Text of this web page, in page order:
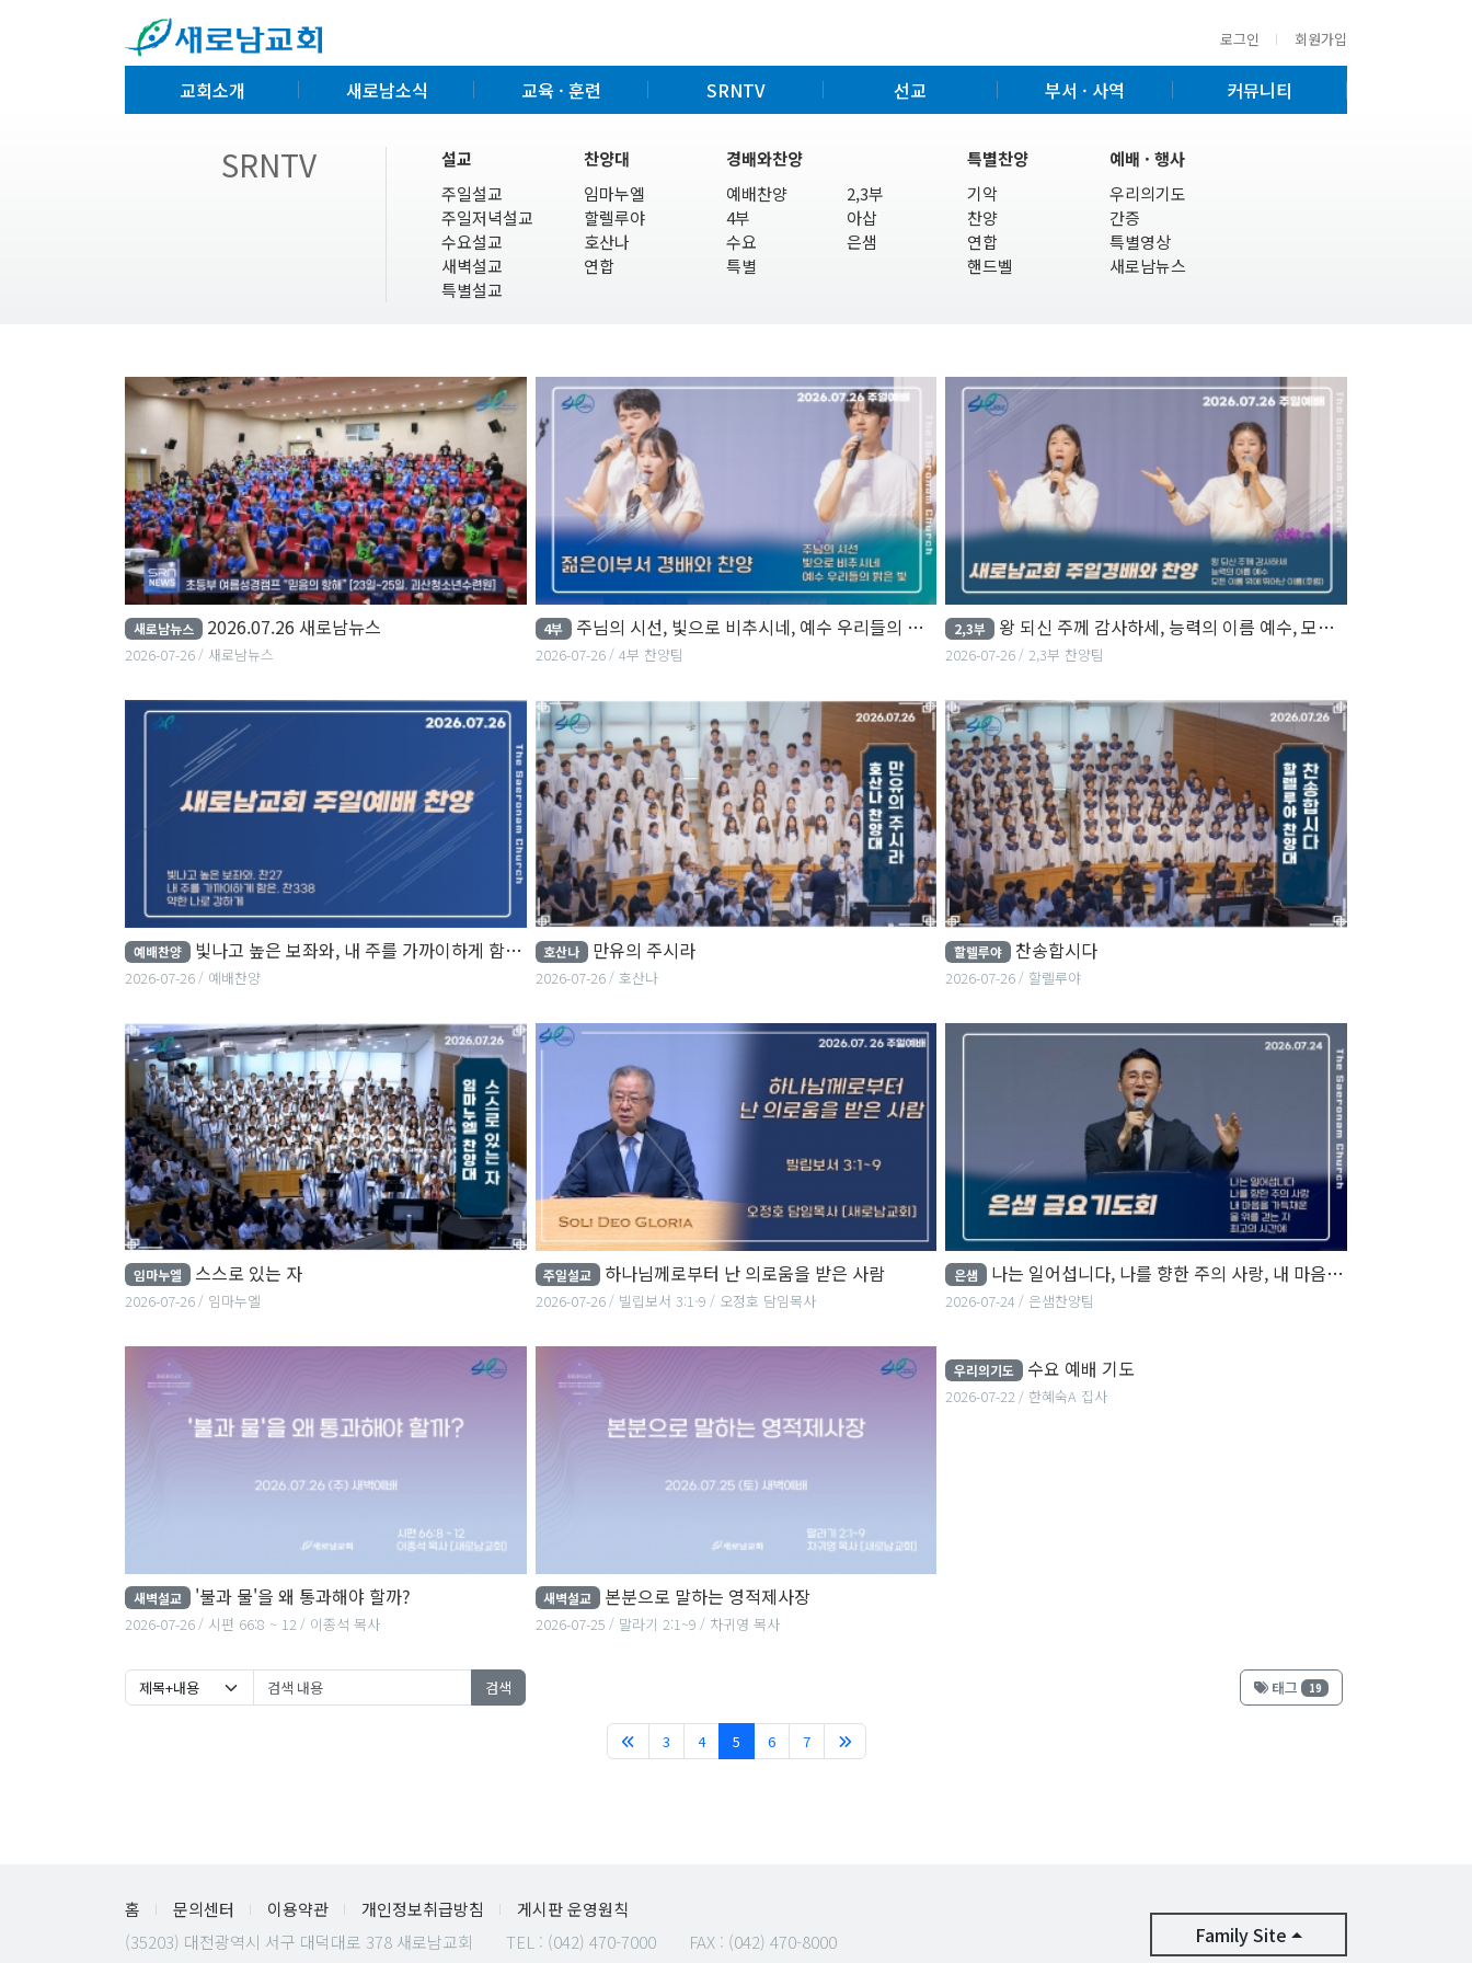
로그인 회원가입
교회소개 새로남소식 교육 · 훈련 SRNTV 선교 부서 · 사역 커뮤니티
SRNTV
설교
주일설교
주일저녁설교
수요설교
새벽설교
특별설교
찬양대
임마누엘
할렐루야
호산나
연합
경배와찬양
예배찬양
2,3부
4부
아삽
수요
은샘
특별
특별찬양
기악
찬양
연합
핸드벨
예배 · 행사
우리의기도
간증
특별영상
새로남뉴스
새로남뉴스 2026.07.26 새로남뉴스
2026-07-26 새로남뉴스
4부 주님의 시선, 빛으로 비추시네, 예수 우리들의 밝은 빛
2026-07-26 4부 찬양팀
2,3부 왕 되신 주께 감사하세, 능력의 이름 예수, 모든 이름 위에 뛰어난 이름
2026-07-26 2,3부 찬양팀
예배찬양 빛나고 높은 보좌와, 내 주를 가까이하게 함은, 약한 나로 강하게
2026-07-26 예배찬양
호산나 만유의 주시라
2026-07-26 호산나
할렐루야 찬송합시다
2026-07-26 할렐루야
임마누엘 스스로 있는 자
2026-07-26 임마누엘
주일설교 하나님께로부터 난 의로움을 받은 사람
2026-07-26 빌립보서 3:1-9 오정호 담임목사
은샘 나는 일어섭니다, 나를 향한 주의 사랑, 내 마음을 가득채운...
2026-07-24 은샘찬양팀
새벽설교 '불과 물'을 왜 통과해야 할까?
2026-07-26 시편 66:8 ~ 12 이종석 목사
새벽설교 본분으로 말하는 영적제사장
2026-07-25 말라기 2:1~9 차귀영 목사
2026-07-22 수요 예배 기도
우리의기도 수요 예배 기도
2026-07-22 한혜숙A 집사
검색 태그 19
3 4 5(current)
6 7
홈 문의센터 이용약관 개인정보취급방침
게시판 운영원칙
(35203) 대전광역시 서구 대덕대로 378 새로남교회
TEL : (042) 470-7000 FAX : (042) 470-8000 Family Site